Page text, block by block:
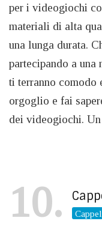
per i videogiochi
materiali di alta
una lunga durata.
partecipando a
ti terranno comodo
orgoglio e fai
dei videogiochi. Un
10